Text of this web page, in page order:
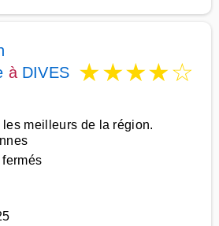
à DIVES ★★★★☆
meilleurs de la région.